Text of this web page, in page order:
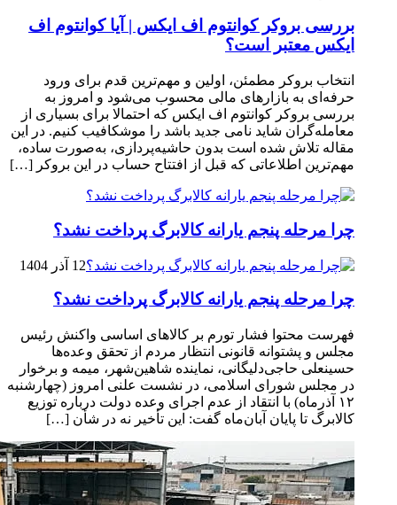
بررسی بروکر کوانتوم اف ایکس | آیا کوانتوم اف
ایکس معتبر است؟
انتخاب بروکر مطمئن، اولین و مهم‌ترین قدم برای ورود
حرفه‌ای به بازارهای مالی محسوب می‌شود و امروز به
بررسی بروکر کوانتوم اف ایکس که احتمالا برای بسیاری از
معامله‌گران شاید نامی جدید باشد را موشکافیب کنیم. در این
مقاله تلاش شده است بدون حاشیه‌پردازی، به‌صورت ساده،
مهم‌ترین اطلاعاتی که قبل از افتتاح حساب در این بروکر […]
چرا مرحله پنجم یارانه کالابرگ پرداخت نشد؟
12 آذر 1404
چرا مرحله پنجم یارانه کالابرگ پرداخت نشد؟
فهرست محتوا فشار تورم بر کالاهای اساسی واکنش رئیس
مجلس و پشتوانه قانونی انتظار مردم از تحقق وعده‌ها
حسینعلی حاجی‌دلیگانی، نماینده شاهین‌شهر، میمه و برخوار
در مجلس شورای اسلامی، در نشست علنی امروز (چهارشنبه
۱۲ آذرماه) با انتقاد از عدم اجرای وعده دولت درباره توزیع
کالابرگ تا پایان آبان‌ماه گفت: این تأخیر نه در شأن […]